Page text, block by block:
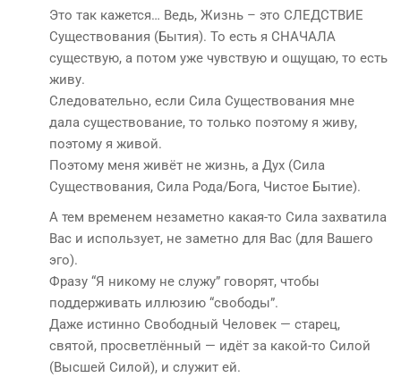
Это так кажется… Ведь, Жизнь – это СЛЕДСТВИЕ
Существования (Бытия). То есть я СНАЧАЛА
существую, а потом уже чувствую и ощущаю, то есть
живу.
Следовательно, если Сила Существования мне
дала существование, то только поэтому я живу,
поэтому я живой.
Поэтому меня живёт не жизнь, а Дух (Сила
Существования, Сила Рода/Бога, Чистое Бытие).
А тем временем незаметно какая-то Сила захватила
Вас и использует, не заметно для Вас (для Вашего
эго).
Фразу “Я никому не служу” говорят, чтобы
поддерживать иллюзию “свободы”.
Даже истинно Свободный Человек — старец,
святой, просветлённый — идёт за какой-то Силой
(Высшей Силой), и служит ей.